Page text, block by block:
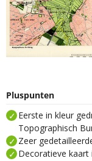
Pluspunten
Eerste in kleur
Topographisch
Zeer
Decoratieve